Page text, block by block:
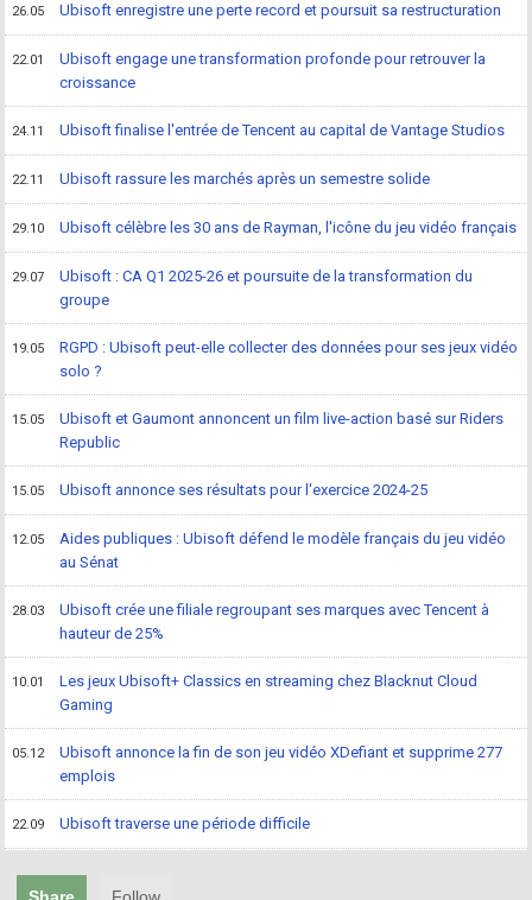
26.05 Ubisoft enregistre une perte record et poursuit sa restructuration
22.01
Ubisoft engage une transformation profonde pour retrouver la
croissance
24.11 Ubisoft finalise l'entrée de Tencent au capital de Vantage Studios
22.11 Ubisoft rassure les marchés après un semestre solide
29.10 Ubisoft célèbre les 30 ans de Rayman, l'icône du jeu vidéo français
29.07
Ubisoft : CA Q1 2025-26 et poursuite de la transformation du
groupe
19.05
RGPD : Ubisoft peut-elle collecter des données pour ses jeux vidéo
solo ?
15.05
Ubisoft et Gaumont annoncent un film live-action basé sur Riders
Republic
15.05 Ubisoft annonce ses résultats pour l'exercice 2024-25
12.05
Aides publiques : Ubisoft défend le modèle français du jeu vidéo
au Sénat
28.03
Ubisoft crée une filiale regroupant ses marques avec Tencent à
hauteur de 25%
10.01
Les jeux Ubisoft+ Classics en streaming chez Blacknut Cloud
Gaming
05.12
Ubisoft annonce la fin de son jeu vidéo XDefiant et supprime 277
emplois
22.09 Ubisoft traverse une période difficile